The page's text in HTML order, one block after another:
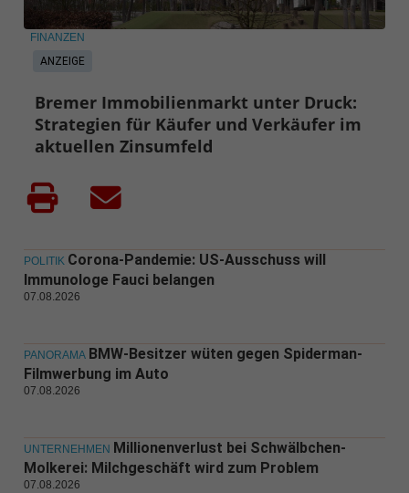
ANZEIGE
FINANZEN
Bremer Immobilienmarkt unter Druck:
Strategien für Käufer und Verkäufer im
aktuellen Zinsumfeld
POLITIK Corona-Pandemie: US-Ausschuss will
Immunologe Fauci belangen
07.08.2026
PANORAMA BMW-Besitzer wüten gegen Spiderman-
Filmwerbung im Auto
07.08.2026
UNTERNEHMEN Millionenverlust bei Schwälbchen-
Molkerei: Milchgeschäft wird zum Problem
07.08.2026